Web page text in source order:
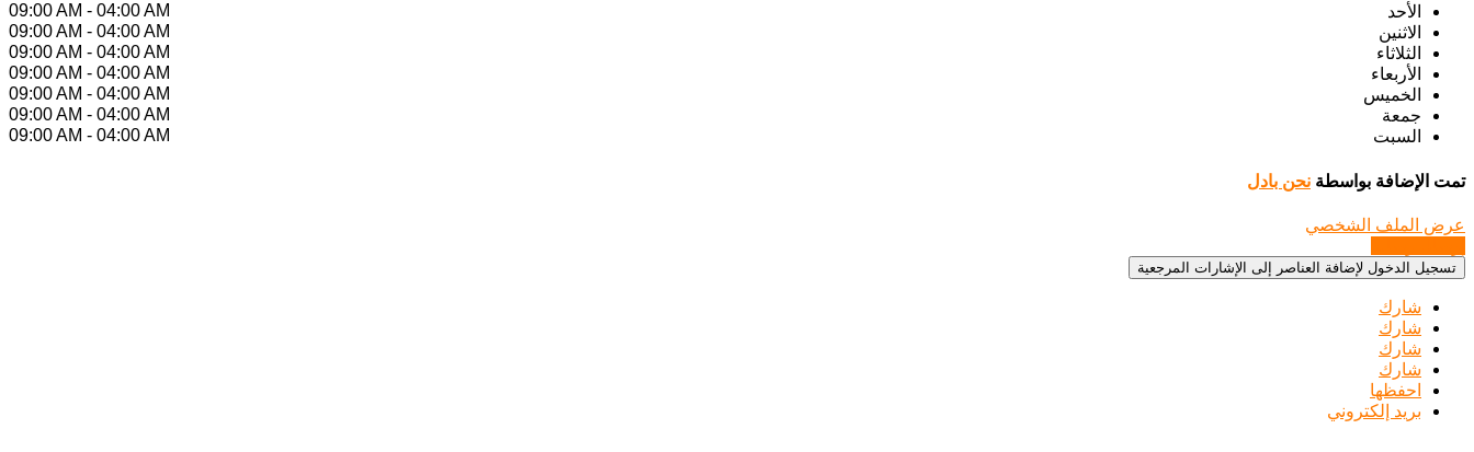
الأحد
09:00 AM - 04:00 AM
الاثنين
09:00 AM - 04:00 AM
الثلاثاء
09:00 AM - 04:00 AM
الأربعاء
09:00 AM - 04:00 AM
الخميس
09:00 AM - 04:00 AM
جمعة
09:00 AM - 04:00 AM
السبت
09:00 AM - 04:00 AM
تمت الإضافة بواسطة نحن بادل
عرض الملف الشخصي
تسجيل الدخول لإضافة العناصر إلى الإشارات المرجعية
شارك
شارك
شارك
شارك
احفظها
بريد إلكتروني